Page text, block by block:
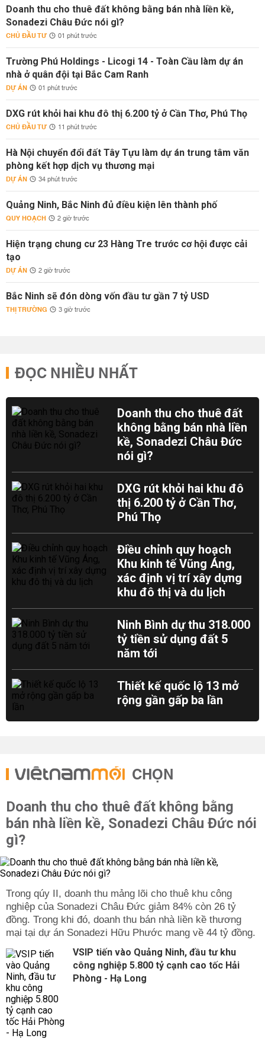
Doanh thu cho thuê đất không bằng bán nhà liền kề,
Sonadezi Châu Đức nói gì?
CHỦ ĐẦU TƯ 01 phút trước
Trường Phú Holdings - Licogi 14 - Toàn Cầu làm dự án
nhà ở quân đội tại Bắc Cam Ranh
DỰ ÁN 01 phút trước
DXG rút khỏi hai khu đô thị 6.200 tỷ ở Cần Thơ, Phú Thọ
CHỦ ĐẦU TƯ 11 phút trước
Hà Nội chuyển đổi đất Tây Tựu làm dự án trung tâm văn
phòng kết hợp dịch vụ thương mại
DỰ ÁN 34 phút trước
Quảng Ninh, Bắc Ninh đủ điều kiện lên thành phố
QUY HOẠCH 2 giờ trước
Hiện trạng chung cư 23 Hàng Tre trước cơ hội được cải
tạo
DỰ ÁN 2 giờ trước
Bắc Ninh sẽ đón dòng vốn đầu tư gần 7 tỷ USD
THỊ TRƯỜNG 3 giờ trước
ĐỌC NHIỀU NHẤT
Doanh thu cho thuê đất
không bằng bán nhà liền
kề, Sonadezi Châu Đức
nói gì?
DXG rút khỏi hai khu đô
thị 6.200 tỷ ở Cần Thơ,
Phú Thọ
Điều chỉnh quy hoạch
Khu kinh tế Vũng Áng,
xác định vị trí xây dựng
khu đô thị và du lịch
Ninh Bình dự thu 318.000
tỷ tiền sử dụng đất 5
năm tới
Thiết kế quốc lộ 13 mở
rộng gần gấp ba lần
CHỌN
Doanh thu cho thuê đất không bằng
bán nhà liền kề, Sonadezi Châu Đức nói
gì?
Trong qúy II, doanh thu mảng lõi cho thuê khu công
nghiệp của Sonadezi Châu Đức giảm 84% còn 26 tỷ
đồng. Trong khi đó, doanh thu bán nhà liền kề thương
mại tại dự án Sonadezi Hữu Phước mang về 44 tỷ đồng.
VSIP tiến vào Quảng Ninh, đầu tư khu
công nghiệp 5.800 tỷ cạnh cao tốc Hải
Phòng - Hạ Long